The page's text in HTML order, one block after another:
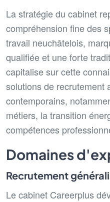
La stratégie du cabinet
compréhension fine des
travail neuchâtelois,
qualifiée et une forte
capitalise sur cette
solutions de recrutement
contemporains,
métiers, la transition
compétences
Domaines
Recrutement
Le cabinet Careerplus